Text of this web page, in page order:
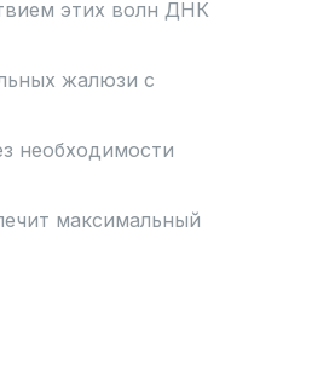
этих волн ДНК
жалюзи с
необходимости
максимальный